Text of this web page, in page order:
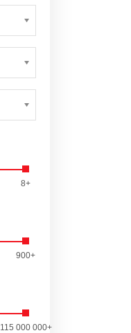
8+
900+
115 000 000+